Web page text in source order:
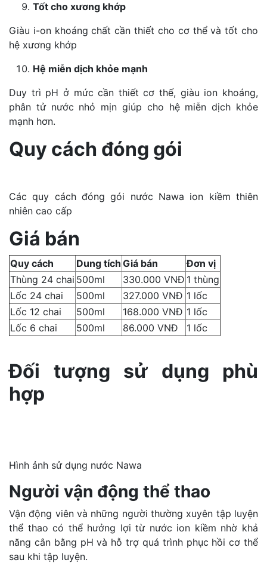
Tốt cho xương khớp
Giàu i-on khoáng chất cần thiết cho cơ thể và tốt cho
hệ xương khớp
Hệ miễn dịch khỏe mạnh
Duy trì pH ở mức cần thiết cơ thế, giàu ion khoáng,
phân tử nước nhỏ mịn giúp cho hệ miễn dịch khỏe
mạnh hơn.
Quy cách đóng gói
Các quy cách đóng gói nước Nawa ion kiềm thiên
nhiên cao cấp
Giá bán
Quy cách Dung tích Giá bán
Đơn vị
Thùng 24 chai 500ml 330.000 VNĐ 1 thùng
Lốc 24 chai
500ml 327.000 VNĐ 1 lốc
Lốc 12 chai
500ml 168.000 VNĐ 1 lốc
Lốc 6 chai
500ml 86.000 VNĐ 1 lốc
Đối tượng sử dụng phù
hợp
Hình ảnh sử dụng nước Nawa
Người vận động thể thao
Vận động viên và những người thường xuyên tập luyện
thể thao có thể hưởng lợi từ nước ion kiềm nhờ khả
năng cân bằng pH và hỗ trợ quá trình phục hồi cơ thể
sau khi tập luyện.